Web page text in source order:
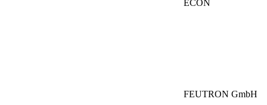
ECON
FEUTRON GmbH